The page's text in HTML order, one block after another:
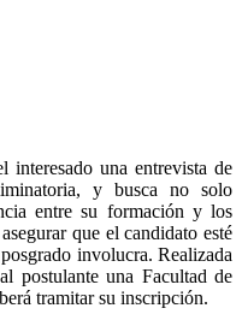
interesado una entrevista de
y busca no solo
entre su formación y los
que el candidato esté
involucra. Realizada
postulante una Facultad de
tramitar su inscripción.